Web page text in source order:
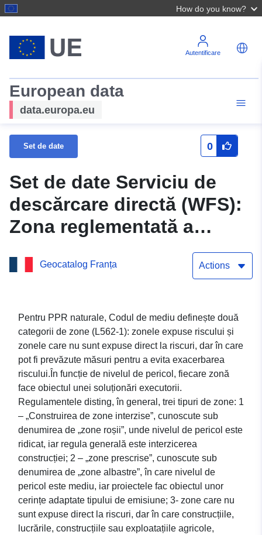
How do you know?
Autentificare
European data
data.europa.eu
Set de date 0
Set de date Serviciu de
descărcare directă (WFS):
Zona reglementată a
Planului de prevenire a
incendiilor forestiere al
Bouches-du-Rhône –
13DDTM20110088
(INCENDIE DE FORET)
Geocatalog Franța Actions
Pentru PPR naturale, Codul de mediu definește două
categorii de zone (L562-1): zonele expuse riscului și
zonele care nu sunt expuse direct la riscuri, dar în care
pot fi prevăzute măsuri pentru a evita exacerbarea
riscului.În funcție de nivelul de pericol, fiecare zonă
face obiectul unei soluționări executorii.
Regulamentele disting, în general, trei tipuri de zone: 1
– „Construirea de zone interzise”, cunoscute sub
denumirea de „zone roșii”, unde nivelul de pericol este
ridicat, iar regula generală este interzicerea
construcției; 2 – „zone prescrise”, cunoscute sub
denumirea de „zone albastre”, în care nivelul de
pericol este mediu, iar proiectele fac obiectul unor
cerințe adaptate tipului de emisiune; 3- zone care nu
sunt expuse direct la riscuri, dar în care construcțiile,
lucrările, construcțiile sau exploatațiile agricole,